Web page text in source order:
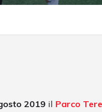
2019 il Parco